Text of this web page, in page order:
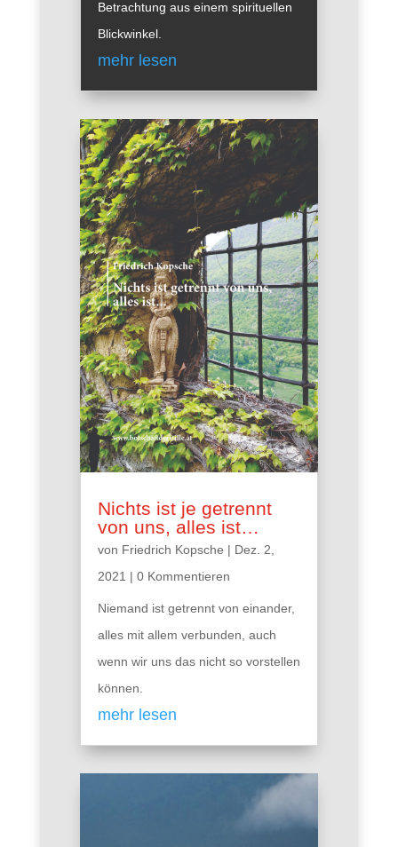
Betrachtung aus einem spirituellen
Blickwinkel.
mehr lesen
Nichts ist je getrennt
von uns, alles ist…
von Friedrich Kopsche | Dez. 2,
2021 | 0 Kommentieren
Niemand ist getrennt von einander,
alles mit allem verbunden, auch
wenn wir uns das nicht so vorstellen
können.
mehr lesen